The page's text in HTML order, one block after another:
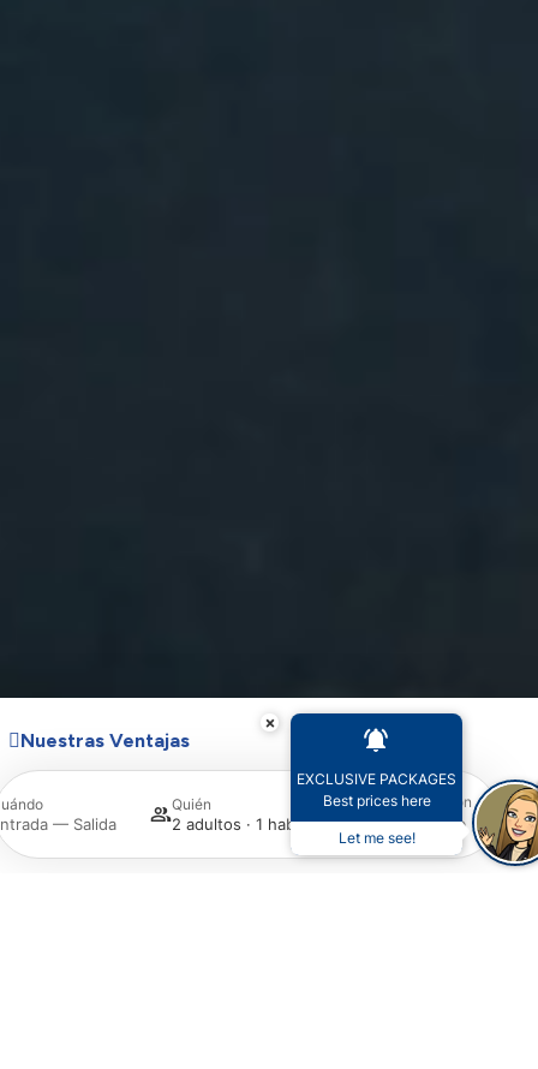
Nuestras Ventajas
— Salida
Quién
2 adultos · 1 habitación
Promoción
×
EXCLUSIVE PACKAGES
Best prices here
Let me see!